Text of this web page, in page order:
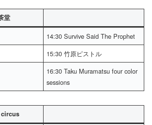
堂
14:30 Survive Said The Prophet
15:30 竹原ピストル
16:30 Taku Muramatsu four color
sessions
circus